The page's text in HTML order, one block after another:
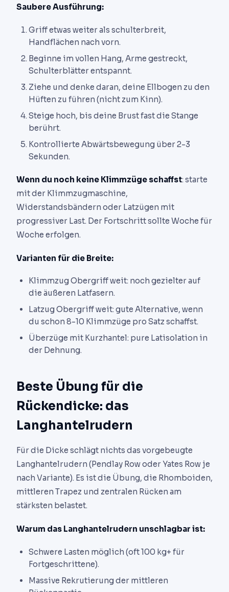
Saubere Ausführung:
Griff etwas weiter als schulterbreit,
Handflächen nach vorn.
Beginne im vollen Hang, Arme gestreckt,
Schulterblätter entspannt.
Ziehe und denke daran, deine Ellbogen zu den
Hüften zu führen (nicht zum Kinn).
Steige hoch, bis deine Brust fast die Stange
berührt.
Kontrollierte Abwärtsbewegung über 2-3
Sekunden.
Wenn du noch keine Klimmzüge schaffst: starte
mit der Klimmzugmaschine,
Widerstandsbändern oder Latzügen mit
progressiver Last. Der Fortschritt sollte Woche für
Woche erfolgen.
Varianten für die Breite:
Klimmzug Obergriff weit: noch gezielter auf
die äußeren Latfasern.
Latzug Obergriff weit: gute Alternative, wenn
du schon 8-10 Klimmzüge pro Satz schaffst.
Überzüge mit Kurzhantel: pure Latisolation in
der Dehnung.
Beste Übung für die
Rückendicke: das
Langhantelrudern
Für die Dicke schlägt nichts das vorgebeugte
Langhantelrudern (Pendlay Row oder Yates Row je
nach Variante). Es ist die Übung, die Rhomboiden,
mittleren Trapez und zentralen Rücken am
stärksten belastet.
Warum das Langhantelrudern unschlagbar ist:
Schwere Lasten möglich (oft 100 kg+ für
Fortgeschrittene).
Massive Rekrutierung der mittleren